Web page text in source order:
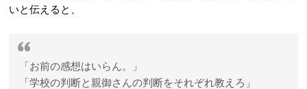
いと伝えると、
「お前の感想はいらん。」
「学校の判断と親御さんの判断をそれぞれ教えろ」